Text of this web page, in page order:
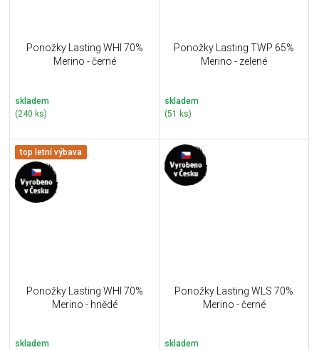
Ponožky Lasting WHI 70%
Merino - černé
skladem
(240 ks)
Ponožky Lasting TWP 65%
Merino - zelené
skladem
(51 ks)
top letní výbava
Ponožky Lasting WHI 70%
Merino - hnědé
skladem
Ponožky Lasting WLS 70%
Merino - černé
skladem